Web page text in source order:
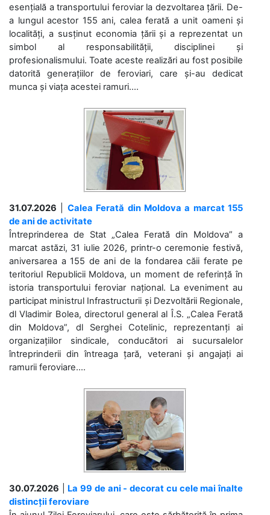
esențială a transportului feroviar la dezvoltarea țării. De-
a lungul acestor 155 ani, calea ferată a unit oameni și
localități, a susținut economia țării și a reprezentat un
simbol al responsabilității, disciplinei și
profesionalismului. Toate aceste realizări au fost posibile
datorită generațiilor de feroviari, care și-au dedicat
munca și viața acestei ramuri....
31.07.2026
Calea Ferată din Moldova a marcat 155
de ani de activitate
Întreprinderea de Stat „Calea Ferată din Moldova” a
marcat astăzi, 31 iulie 2026, printr-o ceremonie festivă,
aniversarea a 155 de ani de la fondarea căii ferate pe
teritoriul Republicii Moldova, un moment de referință în
istoria transportului feroviar național. La eveniment au
participat ministrul Infrastructurii și Dezvoltării Regionale,
dl Vladimir Bolea, directorul general al Î.S. „Calea Ferată
din Moldova”, dl Serghei Cotelinic, reprezentanți ai
organizațiilor sindicale, conducători ai sucursalelor
întreprinderii din întreaga țară, veterani și angajați ai
ramurii feroviare....
30.07.2026
La 99 de ani - decorat cu cele mai înalte
distincții feroviare